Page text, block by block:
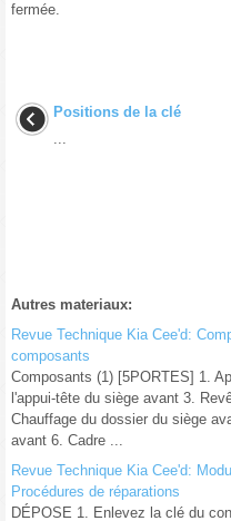
fermée.
Positions de la clé
...
Autres materiaux:
Revue Technique Kia Cee'd:
composants
Composants (1) [5PORTES] 1.
l'appui-tête du siège avant 3.
Chauffage du dossier du siège
avant 6. Cadre ...
Revue Technique Kia Cee'd:
Procédures de réparations
DÉPOSE 1. Enlevez la clé du